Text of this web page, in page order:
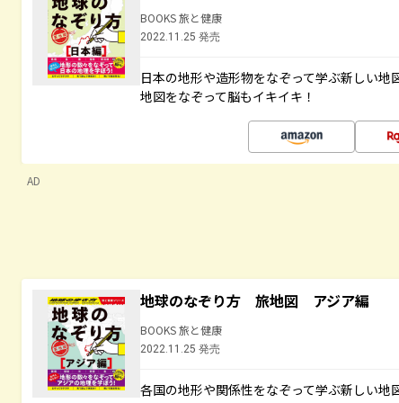
BOOKS 旅と健康
2022.11.25 発売
日本の地形や造形物をなぞって学ぶ新しい
地図をなぞって脳もイキイキ！
AD
地球のなぞり方 旅地図 アジア編
BOOKS 旅と健康
2022.11.25 発売
各国の地形や関係性をなぞって学ぶ新しい